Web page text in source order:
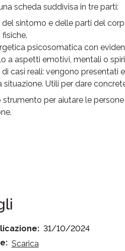
scheda suddivisa in tre parti:
del sintomo e delle parti del
psicosomatica con
a aspetti emotivi, mentali o
di casi reali: vengono
situazione. Utili per dare
strumento per aiutare le
31/10/2024
Scarica